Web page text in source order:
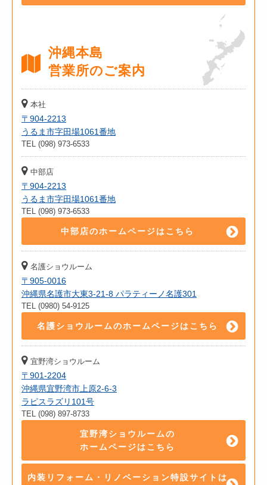
沖縄本島
営業所のご案内
本社
〒904-2213
うるま市字田場1061番地
TEL (098) 973-6533
中部店
〒904-2213
うるま市字田場1061番地
TEL (098) 973-6533
中部店のホームページはこちら
名護ショウルーム
〒905-0016
沖縄県名護市大東3-21-8 パラティーノ名護301
TEL (0980) 54-9125
名護ショウルームのホームページはこちら
宜野湾ショウルーム
〒901-2204
沖縄県宜野湾市上原2-6-3
ラピスラズリ101号
TEL (098) 897-8733
宜野湾ショウルームの
ホームページはこちら
内装リフォーム・リノベーション特設サイトは